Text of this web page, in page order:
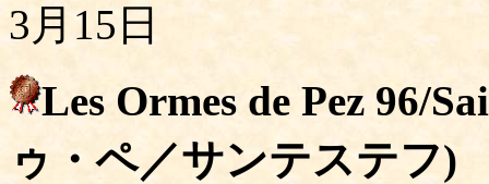
3月15日
Les Ormes de Pez 96/
ゥ・ペ／サンテステフ)